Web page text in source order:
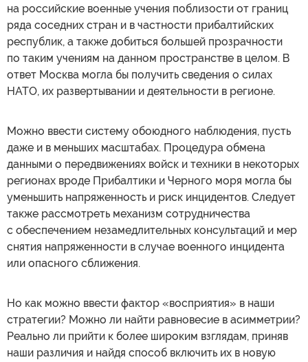
на российские военные учения поблизости от границ
ряда соседних стран и в частности прибалтийских
республик, а также добиться большей прозрачности
по таким учениям на данном пространстве в целом. В
ответ Москва могла бы получить сведения о силах
НАТО, их развертывании и деятельности в регионе.
Можно ввести систему обоюдного наблюдения, пусть
даже и в меньших масштабах. Процедура обмена
данными о передвижениях войск и техники в некоторых
регионах вроде Прибалтики и Черного моря могла бы
уменьшить напряженность и риск инцидентов. Следует
также рассмотреть механизм сотрудничества
с обеспечением незамедлительных консультаций и мер
снятия напряженности в случае военного инцидента
или опасного сближения.
Но как можно ввести фактор «восприятия» в наши
стратегии? Можно ли найти равновесие в асимметрии?
Реально ли прийти к более широким взглядам, приняв
наши различия и найдя способ включить их в новую